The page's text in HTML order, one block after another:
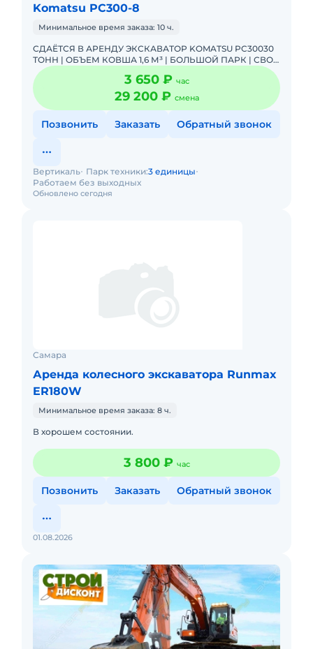
Komatsu PC300-8
Минимальное время заказа: 10 ч.
СДАЁТСЯ В АРЕНДУ ЭКСКАВАТОР KOMATSU PC30030
ТОНН | ОБЪЕМ КОВША 1,6 М³ | БОЛЬШОЙ ПАРК | СВОИ
ТРАЛЫПредлагаем в аренду надежные гусеничные
экскаваторы Komats3 650 ₽ час
29 200 ₽ смена
Позвонить Заказать Обратный звонок
Обновлено сегодня
Вертикаль Парк техники:3 единицы
Работаем без выходных
Самара
Аренда колесного экскаватора Runmax
ER180W
Минимальное время заказа: 8 ч.
В хорошем состоянии.
3 800 ₽ час
Позвонить Заказать Обратный звонок
01.08.2026